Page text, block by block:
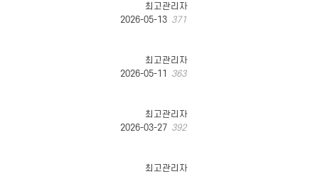
최고관리자
2026-05-13 371
최고관리자
2026-05-11 363
최고관리자
2026-03-27 392
최고관리자